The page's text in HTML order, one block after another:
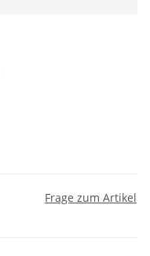
Frage zum Artikel